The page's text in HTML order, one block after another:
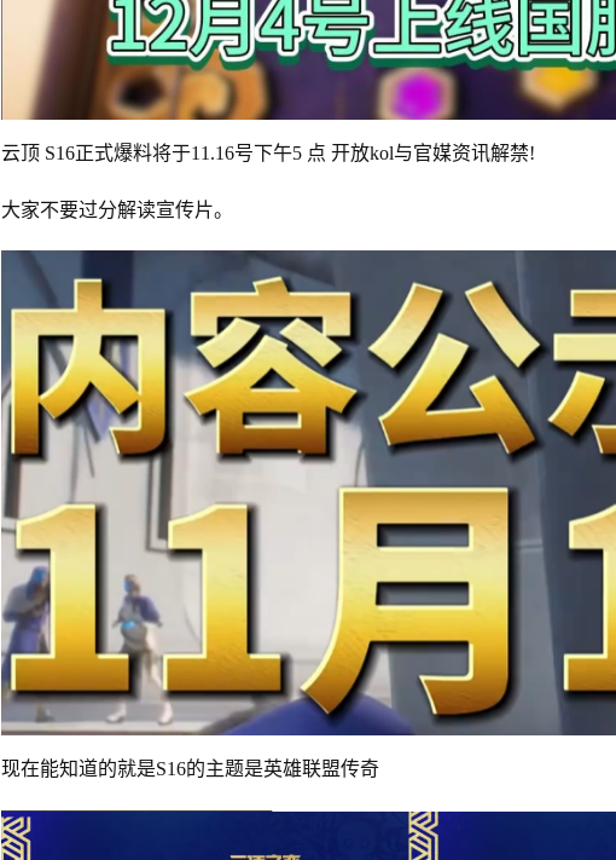
云顶 S16正式爆料将于11.16号下午5 点 开放kol与官媒资讯解禁!
大家不要过分解读宣传片。
现在能知道的就是S16的主题是英雄联盟传奇